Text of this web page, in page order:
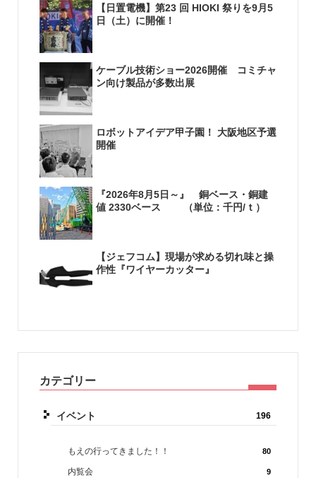
【日置電機】第23 回 HIOKI 祭りを9月5
日（土）に開催！
ケーブル技術ショー2026開催 コミチャ
ン向け製品が多数出展
ロボットアイデア甲子園！ 大阪地区予選
開催
『2026年8月5日～』 銅ベース・銅建
値 2330ベース （単位：千円/ｔ）
【ジェフコム】現場が求める切れ味と操
作性『ワイヤーカッター』
カテゴリー
イベント 196
もえの行ってきました！！ 80
内覧会 9